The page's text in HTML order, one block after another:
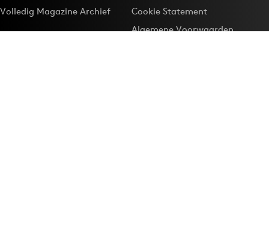
Volledig Magazine Archief
Cookie Statement
Algemene Voorwaarden